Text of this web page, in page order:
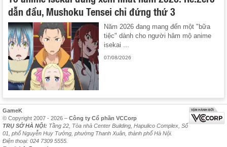
dẫn đầu, Mushoku Tensei chỉ đứng thứ 3
Năm 2026 đang mang đến một "bữa
tiệc" dành cho người hâm mộ anime
isekai ...
07/08/2026
GameK
© Copyright 2007 - 2026 – Công ty Cổ phần VCCorp
TRỤ SỞ HÀ NỘI: Tầng 22, Tòa nhà Center Building, Hapulico Complex, Số
01, phố Nguyễn Huy Tưởng, phường Thanh Xuân, thành phố Hà Nội.
Điện thoại: 024 7309 5555.